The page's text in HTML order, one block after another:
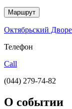
Маршрут
Октябрьский
Телефон
Call
(044) 279-74-82
О событии